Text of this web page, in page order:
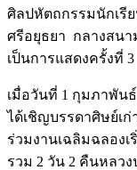
ศิลปหัตถกรรมนักเรี
ศรีอยุธยา กลางสน
เป็นการแสดงครั้งที่ 3
เมื่อวันที่ 1 กุมภาพันธ์
ได้เชิญบรรดาศิษย์เ
ร่วมงานเฉลิมฉลอง
รวม 2 วัน 2 คืนหลว